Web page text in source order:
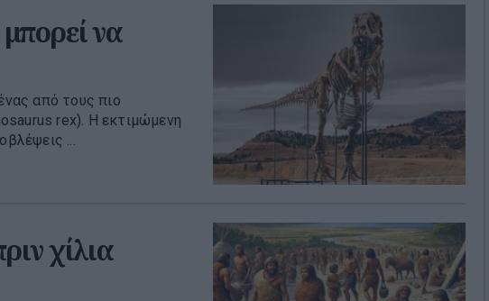
να
από τους πιο
rex). H εκτιμώμενη
...
χίλια